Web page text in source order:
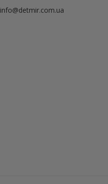
info@detmir.com.ua